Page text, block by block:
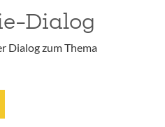
Dialog
Dialog zum Thema